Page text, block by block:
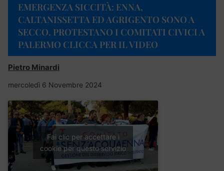
EMERGENZA SICCITÀ: ENNA,
CALTANISSETTA ED AGRIGENTO SONO A
SECCO. PROTESTANO I COMITATI CIVICI A
PALERMO CLICCA PER IL VIDEO
Pietro Minardi
mercoledì 6 Novembre 2024
Fai clic per accettare i
cookie per questo servizio